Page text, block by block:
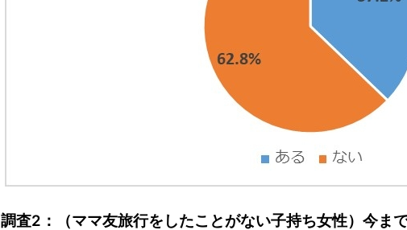
調査2：（ママ友旅行をしたことがない子持ち女性）今ま